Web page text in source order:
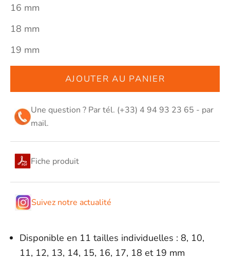
16 mm
18 mm
19 mm
AJOUTER AU PANIER
Une question ? Par tél. (+33) 4 94 93 23 65 - par
mail.
Fiche produit
Suivez notre actualité
Disponible en 11 tailles individuelles : 8, 10,
11, 12, 13, 14, 15, 16, 17, 18 et 19 mm